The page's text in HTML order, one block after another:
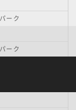
ーク
ーク